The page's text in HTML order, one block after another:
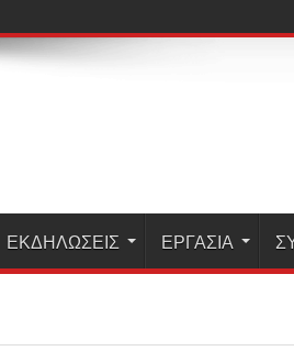
ΕΚΔΗΛΏΣΕΙΣ ΕΡΓΑΣΊΑ